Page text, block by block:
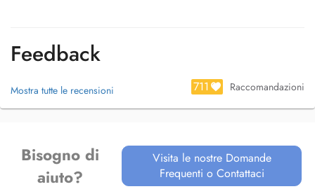
Feedback
Mostra tutte le recensioni 711 Raccomandazioni
Bisogno di
aiuto?
Visita le nostre Domande
Frequenti o Contattaci